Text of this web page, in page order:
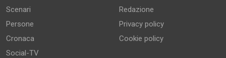
Scenari
Persone
Cronaca
Social-TV
Redazione
Privacy policy
Cookie policy